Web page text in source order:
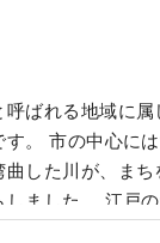
ばれる地域に
。 市の中心に
した川が、ま
ました。 江戸
ています。